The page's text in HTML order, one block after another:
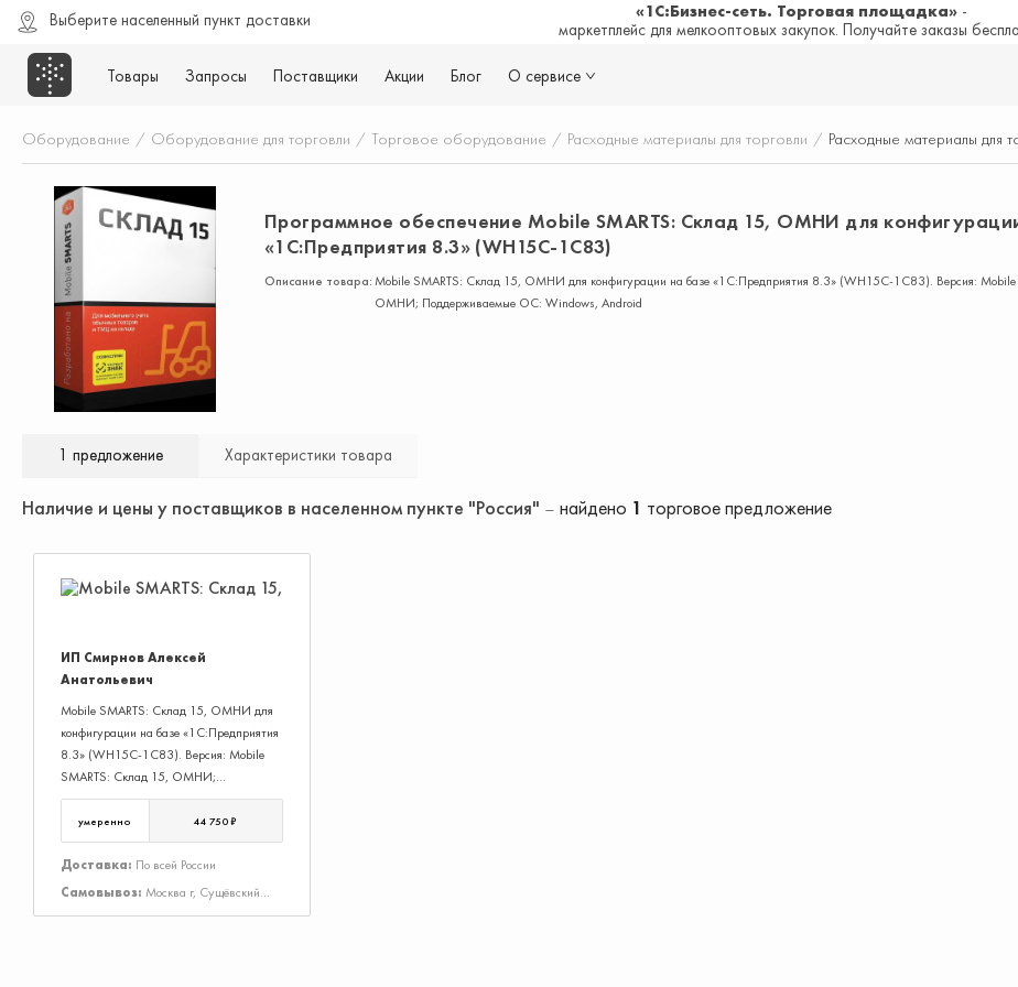
Выберите населенный пункт доставки «1С:Бизнес-сеть. Торговая площадка» -
маркетплейс для мелкооптовых закупок. Получайте заказы
Товары Запросы Поставщики Акции Блог О сервисе
Оборудование / Оборудование для торговли / Торговое оборудование / Расходные материалы для торговли / Расходные материалы для
Программное обеспечение Mobile SMARTS: Склад 15, ОМНИ для
«1С:Предприятия 8.3» (WH15C-1C83)
Описание товара:Mobile SMARTS: Склад 15, ОМНИ для конфигурации на базе «1С:Предприятия 8.3» (WH15C-1C83). Версия: Mobile
ОМНИ; Поддерживаемые ОС: Windows, Android
1 предложение Характеристики товара
Наличие и цены у поставщиков в населенном пункте "Россия" найдено 1 торговое предложение
ИП Смирнов Алексей
Анатольевич
Mobile SMARTS: Склад 15, ОМНИ для
конфигурации на базе «1С:Предприятия
8.3» (WH15C-1C83). Версия: Mobile
SMARTS: Склад 15, ОМНИ;
Поддерживаемые ОС: Windows, Android
умеренно 44 750 ₽
Доставка: По всей России
Самовывоз: Москва г, Сущёвский
Вал ул, Дом 43, Строение 3